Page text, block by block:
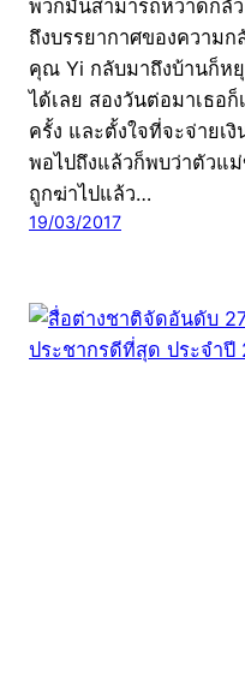
พวกมันสามารถหวาดกลั
ถึงบรรยากาศของควา
คุณ Yi กลับมาถึงบ้านก็ห
ได้เลย สองวันต่อมาเธอ
ครั้ง และตั้งใจที่จะจ่ายเ
พอไปถึงแล้วก็พบว่าตัวแ
ถูกฆ่าไปแล้ว…
19/03/2017